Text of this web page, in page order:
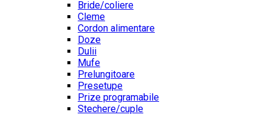
Bride/coliere
Cleme
Cordon alimentare
Doze
Dulii
Mufe
Prelungitoare
Presetupe
Prize programabile
Stechere/cuple